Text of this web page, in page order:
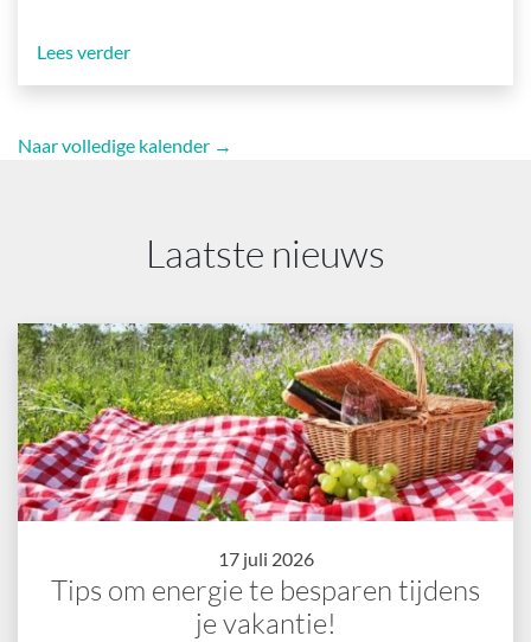
Lees verder
Naar volledige kalender →
Laatste nieuws
17 juli 2026
Tips om energie te besparen tijdens
je vakantie!